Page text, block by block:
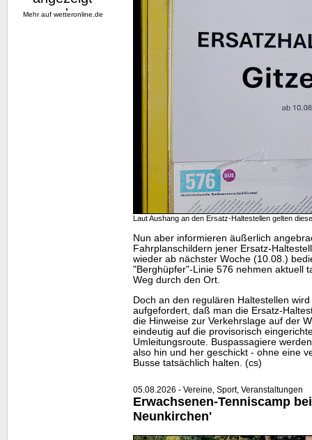
Mehr auf wetteronline.de
Laut Aushang an den Ersatz-Haltestellen gelten
Nun aber informieren äußerlich
Fahrplanschildern jener Ersatz-
wieder ab nächster Woche (10.08.)
"Berghüpfer"-Linie 576 nehmen aktuell
Weg durch den Ort.
Doch an den regulären Haltestellen
aufgefordert, daß man die Ersatz-
die Hinweise zur Verkehrslage auf der
eindeutig auf die provisorisch
Umleitungsroute. Buspassagiere
also hin und her geschickt - ohne eine
Busse tatsächlich halten. (cs)
05.08.2026 - Vereine, Sport, Veranstaltungen
Erwachsenen-Tenniscamp
Neunkirchen'